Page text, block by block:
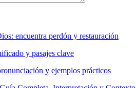
encuentra perdón y restauración
y pasajes clave
y ejemplos prácticos